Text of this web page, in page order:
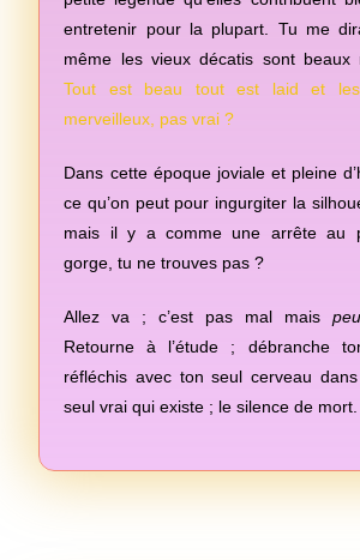
entretenir pour la plupart. Tu me
même les vieux décatis sont beaux
Tout est beau tout est laid et
merveilleux, pas vrai ?
Dans cette époque joviale et pleine
ce qu’on peut pour ingurgiter la
mais il y a comme une arrête au
gorge, tu ne trouves pas ?
Allez va ; c’est pas mal mais
Retourne à l’étude ; débranche
réfléchis avec ton seul cerveau
seul vrai qui existe ; le silence de mort.